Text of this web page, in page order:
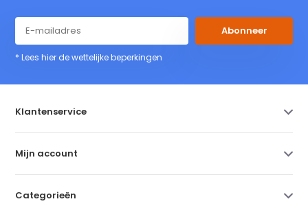
Abonneer
* Lees hier de wettelijke beperkingen
Klantenservice
Mijn account
Categorieën